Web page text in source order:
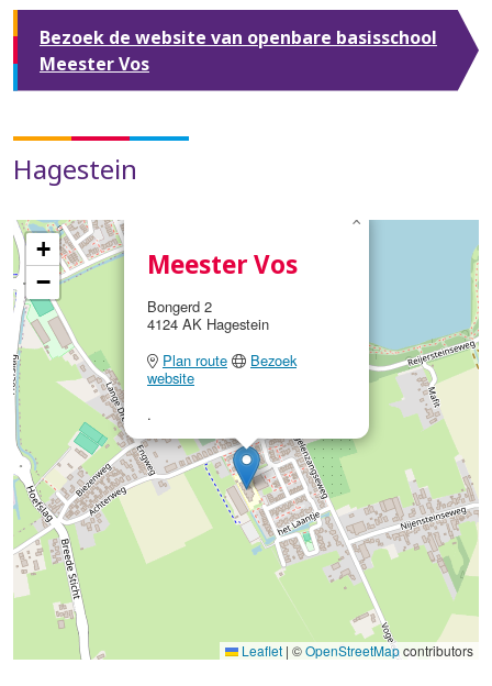
Bezoek de website van openbare basisschool
Meester Vos
Hagestein
Meester Vos
Bongerd 2
4124 AK Hagestein
Plan route
Bezoek
website
.
×
+
−
Leaflet | ©OpenStreetMapcontributors